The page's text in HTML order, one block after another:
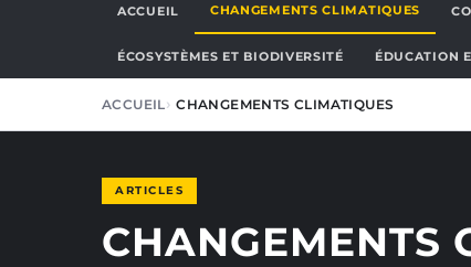
ACCUEIL CHANGEMENTS CLIMATIQUES
ÉCOSYSTÈMES ET BIODIVERSITÉ ÉDUCATION
ACCUEIL CHANGEMENTS CLIMATIQUES
ARTICLES
CHANGEMENTS